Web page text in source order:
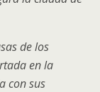
de los
en la
con sus